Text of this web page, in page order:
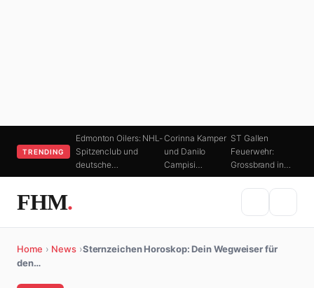
TRENDING
Edmonton Oilers: NHL-
Spitzenclub und
deutsche…
Corinna Kamper
und Danilo
Campisi…
ST Gallen
Feuerwehr:
Grossbrand in…
FHM.
Home › News ›Sternzeichen Horoskop: Dein Wegweiser für
den…